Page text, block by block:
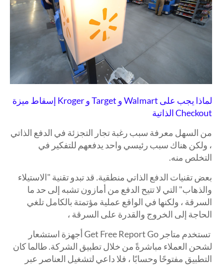
لماذا يجب على Walmart و Target و Kroger إسقاط ميزة
Checkout الذاتية
من السهل معرفة سبب رغبة تجار التجزئة في الدفع الذاتي
، ولكن هناك سبب رئيسي واحد يدفعهم للتفكير في
التخلص منه.
بعض تقنيات الدفع الذاتي منطقية. قد تبدو تقنية "الاستيلاء
والذهاب" التي لا تتيح الدفع من أمازون تشبه إلى حد ما
السرقة ، ولكنها في الواقع عملية مؤتمتة بالكامل تلغي
الحاجة إلى الخروج والقدرة على السرقة ،
تستخدم متاجر Get Free Report Go أجهزة استشعار
لشحن العملاء مباشرةً من خلال تطبيق الشركة. طالما كان
التطبيق مفتوحًا وحسابًا ، فلا داعي لتشغيل العناصر عبر